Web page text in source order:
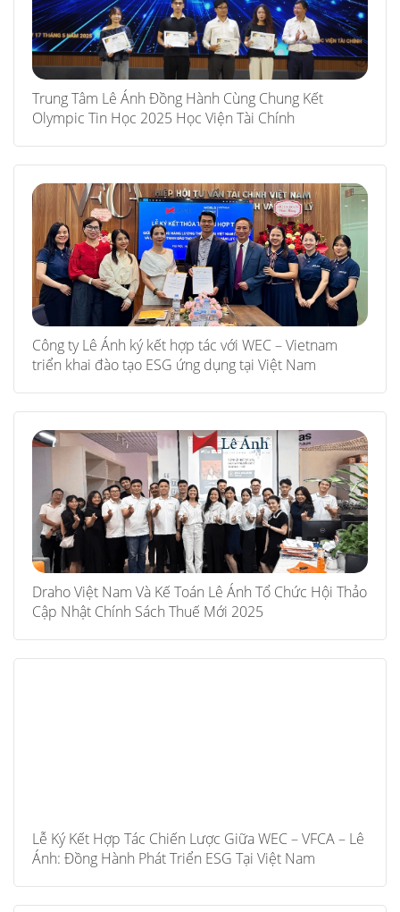
Trung Tâm Lê Ánh Đồng Hành Cùng Chung Kết
Olympic Tin Học 2025 Học Viện Tài Chính
Công ty Lê Ánh ký kết hợp tác với WEC – Vietnam
triển khai đào tạo ESG ứng dụng tại Việt Nam
Draho Việt Nam Và Kế Toán Lê Ánh Tổ Chức Hội Thảo
Cập Nhật Chính Sách Thuế Mới 2025
Lễ Ký Kết Hợp Tác Chiến Lược Giữa WEC – VFCA – Lê
Ánh: Đồng Hành Phát Triển ESG Tại Việt Nam